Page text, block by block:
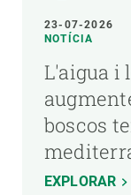
23-07-2026
NOTÍCIA
L'aigua i
boscos
EXPLORAR